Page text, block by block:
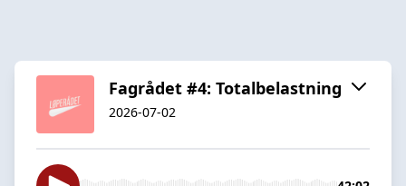
Fagrådet #4: Totalbelastning
2026-07-02